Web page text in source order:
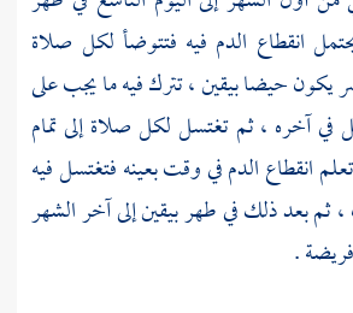
انقطاع الدم فيه فتتوضأ لكل صلاة
يكون حيضا بيقين ، تترك فيه ما يجب على
في آخره ، ثم تغتسل لكل صلاة إلى تمام
انقطاع الدم في وقت بعينه فتغتسل فيه
ثم بعد ذلك في طهر بيقين إلى آخر الشهر
.